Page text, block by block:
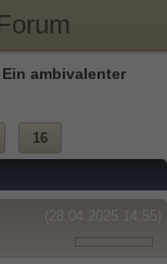
Ein ambivalenter
16
(28.04.2025 14:55)